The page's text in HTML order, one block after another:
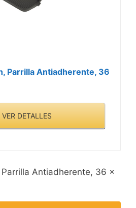
Parrilla Antiadherente, 36
VER DETALLES
Antiadherente, 36 x